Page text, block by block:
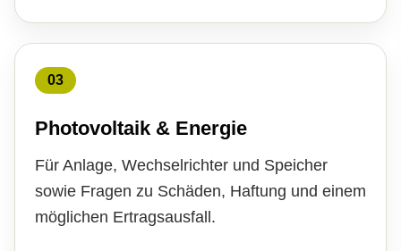
03
Photovoltaik & Energie
Für Anlage, Wechselrichter und Speicher
sowie Fragen zu Schäden, Haftung und einem
möglichen Ertragsausfall.